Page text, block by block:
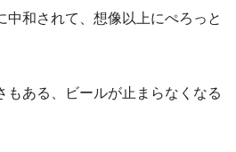
中和されて、想像以上にぺろっと
もある、ビールが止まらなくなる